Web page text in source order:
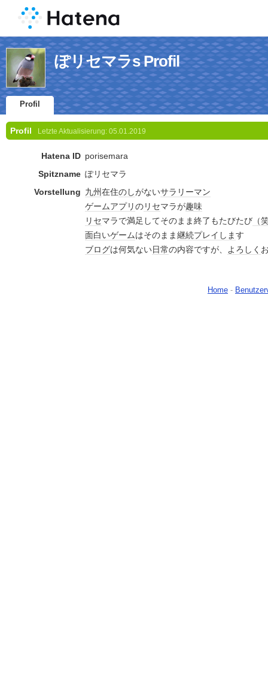
ぽリセマラs Profil
Profil
Profil Letzte Aktualisierung: 05.01.2019
Hatena ID porisemara
Spitzname ぽリセマラ
Vorstellung 九州在住のしがないサラリーマン
ゲームアプリのリセマラが趣味
リセマラで満足してそのまま終了もたびたび （
面白いゲームはそのまま継続プレイ します
ブログは何気ない日常の内容ですが、 よろしく
Home -